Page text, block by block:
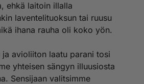
ehkä laitoin illalla
laventelituoksun tai ruusu
ihana rauha oli koko yön.
ja avioliiton laatu parani tosi
yhteisen sängyn illuusiosta
Sensijaan valitsimme